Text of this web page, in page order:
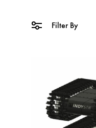
Filter By